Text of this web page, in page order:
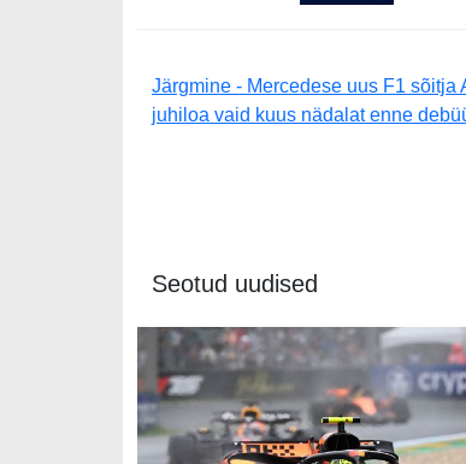
Järgmine - Mercedese uus F1 sõitja
juhiloa vaid kuus nädalat enne
Seotud uudised